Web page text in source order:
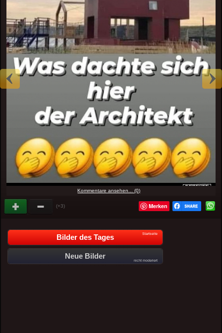
Kommentare ansehen... (0)
(+3) Merken
Bilder des Tages Startseite
Neue Bilder
nicht moderiert